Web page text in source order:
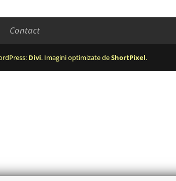
Contact
Divi. Imagini optimizate deShortPixel.